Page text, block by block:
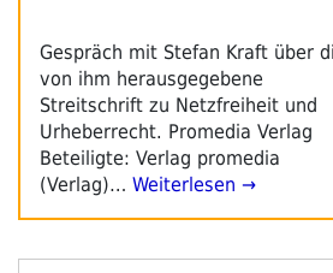
Gespräch mit Stefan Kraft über
von ihm herausgegebene
Streitschrift zu Netzfreiheit und
Urheberrecht. Promedia Verlag
Beteiligte: Verlag promedia
(Verlag)… Weiterlesen →